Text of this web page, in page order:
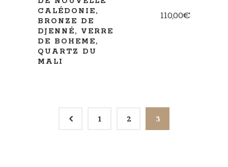
CALÉDONIE,
BRONZE DE
DJENNÉ, VERRE
DE BOHEME,
QUARTZ DU
MALI
110,00€
4 1 2 3